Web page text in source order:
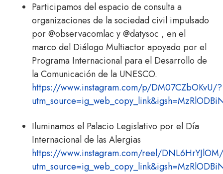
Participamos del espacio de consulta a
organizaciones de la sociedad civil impulsado
por @observacomlac y @datysoc , en el
marco del Diálogo Multiactor apoyado por el
Programa Internacional para el Desarrollo de
la Comunicación de la UNESCO.
https://www.instagram.com/p/DM07CZbOKvU/?
Iluminamos el Palacio Legislativo por el Día
Internacional de las Alergias
https://www.instagram.com/reel/